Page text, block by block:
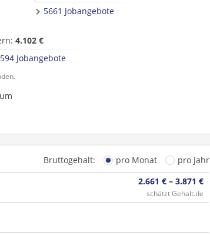
4.102 €
Jobangebote
5661 Jobangebote
Bruttogehalt: pro Monat
pro Jahr
2.661 € – 3.871 €
schätzt Gehalt.de